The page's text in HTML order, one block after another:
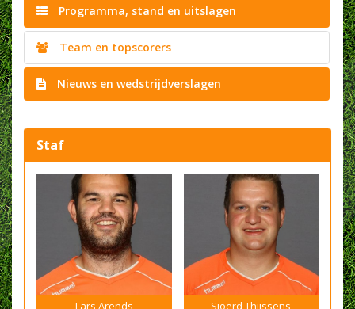
Programma, stand en uitslagen
Team en topscorers
Nieuws en wedstrijdverslagen
Staf
Lars Arends
Sjoerd Thijssens